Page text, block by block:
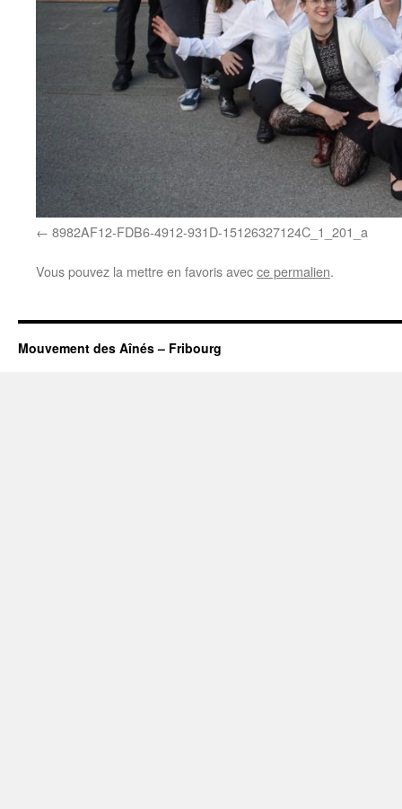
8982AF12-FDB6-4912-931D-15126327124C_1_201_a
Vous pouvez la mettre en favoris avecce permalien.
Mouvement des Aînés – Fribourg